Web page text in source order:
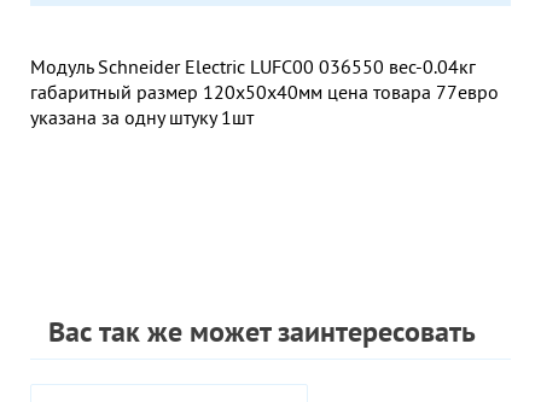
Модуль Schneider Electric LUFC00 036550 вес-0.04кг
габаритный размер 120х50х40мм цена товара 77евро
указана за одну штуку 1шт
Вас так же может заинтересовать